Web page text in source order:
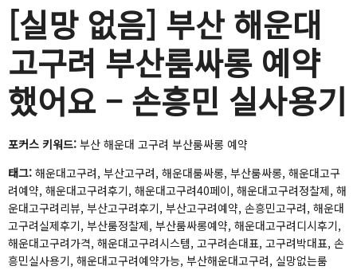
[실망 없음] 부산 해운대
고구려 부산룸싸롱 예약
했어요 – 손흥민 실사용기
포커스 키워드: 부산 해운대 고구려 부산룸싸롱 예약
태그: 해운대고구려, 부산고구려, 해운대룸싸롱, 부산룸싸롱, 해운대고구
려예약, 해운대고구려후기, 해운대고구려40페이, 해운대고구려정찰제, 해
운대고구려리뷰, 부산고구려후기, 부산고구려예약, 손흥민고구려, 해운대
고구려실제후기, 부산룸정찰제, 부산룸싸롱예약, 해운대고구려디시후기,
해운대고구려가격, 해운대고구려시스템, 고구려손대표, 고구려박대표, 손
흥민실사용기, 해운대고구려예약가능, 부산해운대고구려, 실망없는룸